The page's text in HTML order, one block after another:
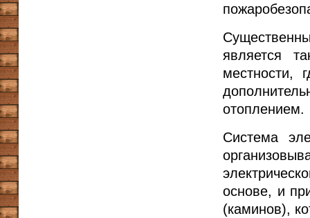
является
местности,
отоплением.
Система
основе, и
(каминов),